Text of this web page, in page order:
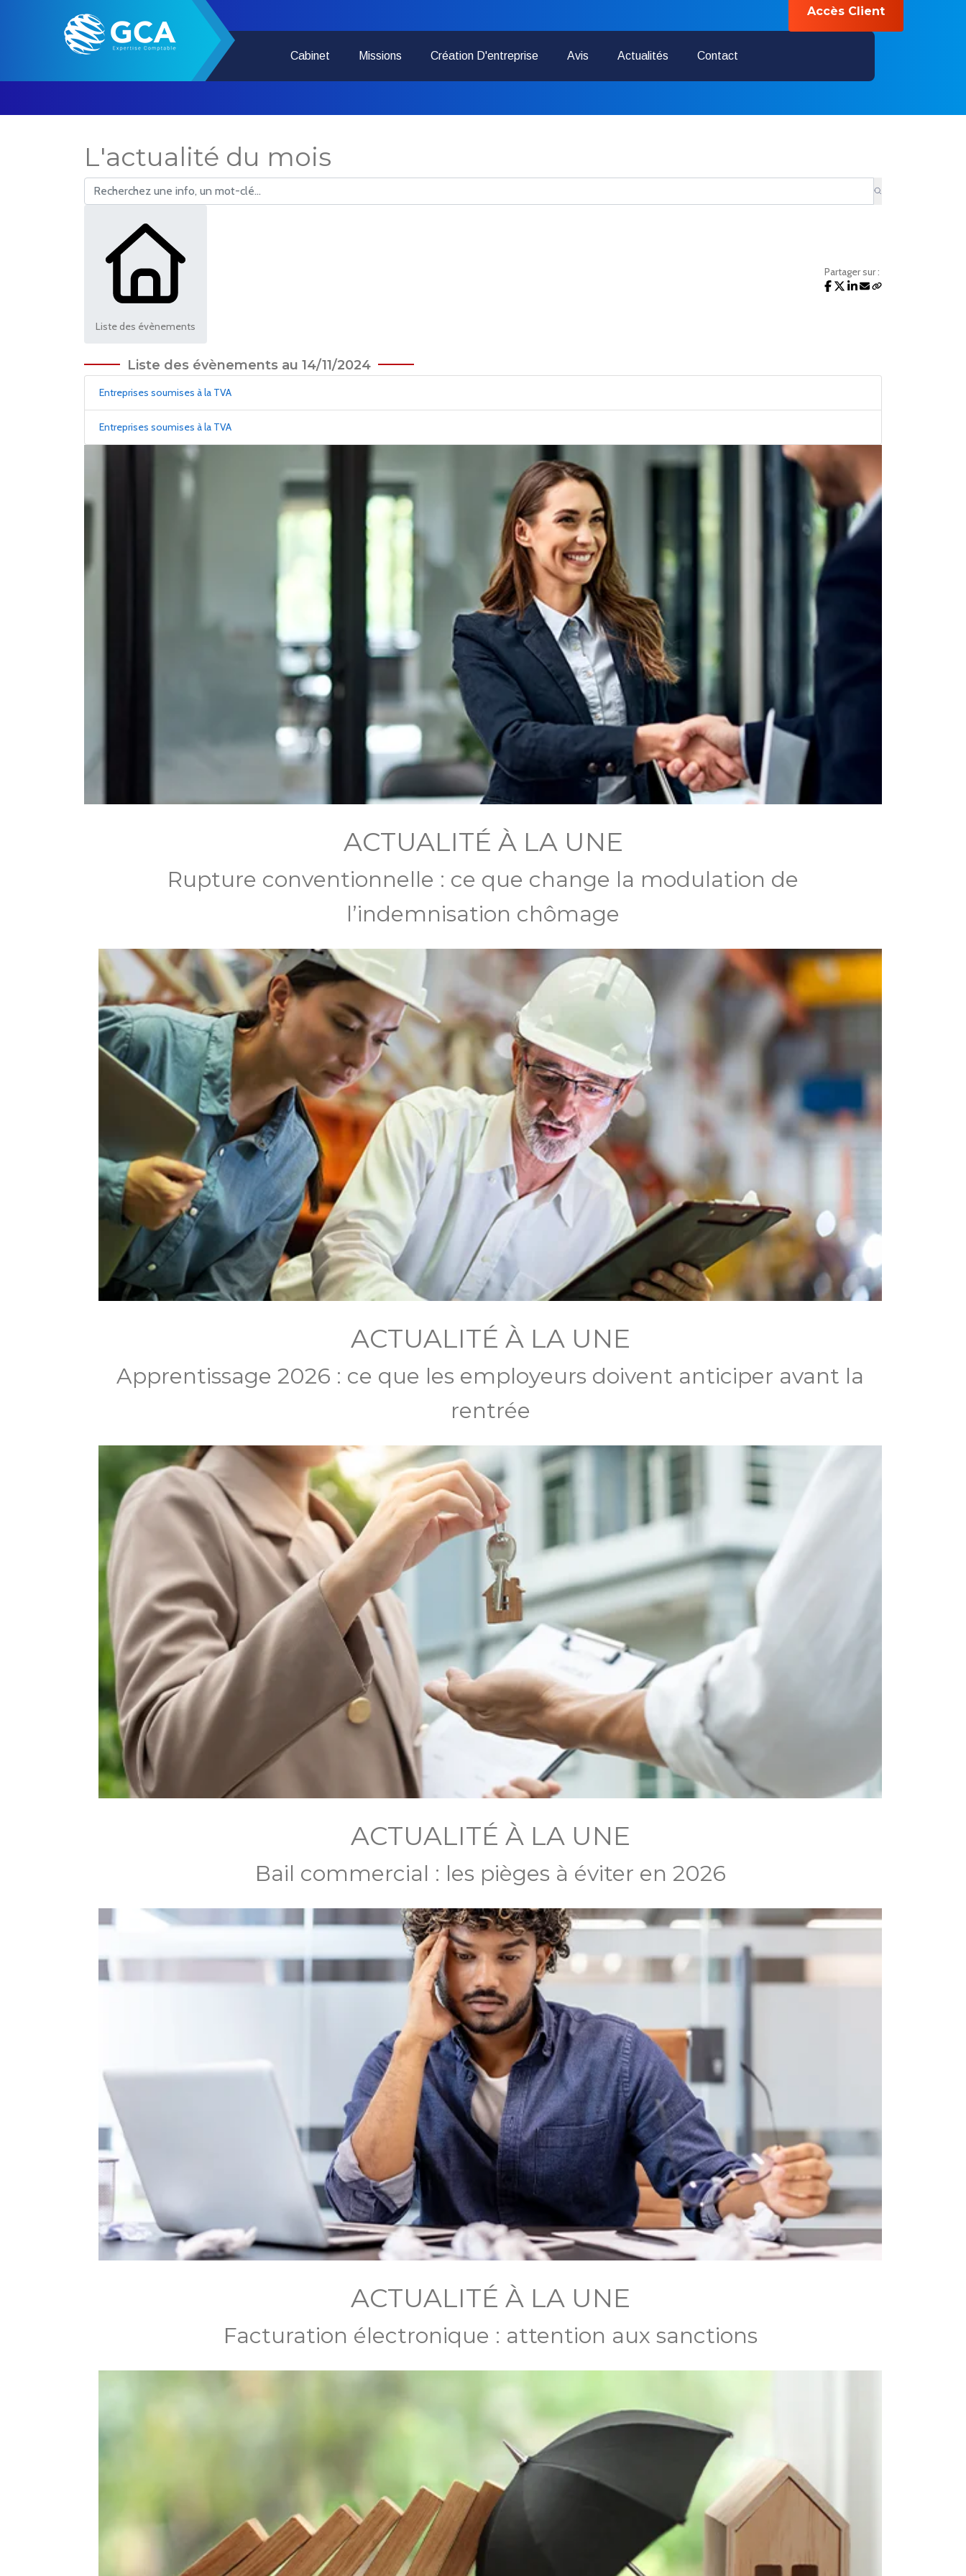
04 28 70 01 25
Cabinet Missions Création D'entreprise Avis Actualités Contact
Accès Client
L'actualité du mois
Liste des évènements
Partager sur :
Liste des évènements au 14/11/2024
Entreprises soumises à la TVA
Entreprises soumises à la TVA
ACTUALITÉ À LA UNE
Rupture conventionnelle : ce que change la modulation de
l’indemnisation chômage
ACTUALITÉ À LA UNE
Apprentissage 2026 : ce que les employeurs doivent anticiper avant la
rentrée
ACTUALITÉ À LA UNE
Bail commercial : les pièges à éviter en 2026
ACTUALITÉ À LA UNE
Facturation électronique : attention aux sanctions